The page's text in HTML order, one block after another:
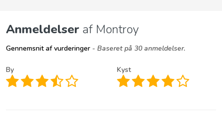
Anmeldelser af Montroy
Gennemsnit af vurderinger - Baseret på 30 anmeldelser.
By Kyst